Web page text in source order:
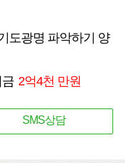
도광명 파악하기 양
2억4천 만원
SMS상담